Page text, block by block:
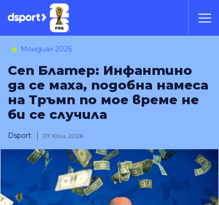
Мондиал 2026
Сеп Блатер: Инфантино
да се маха, подобна намеса
на Тръмп по мое време не
би се случила
Dsport 07 Юли, 2026